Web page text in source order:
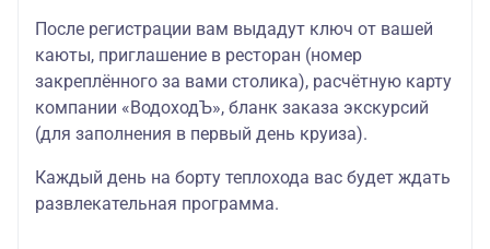
После регистрации вам выдадут ключ от вашей
каюты, приглашение в ресторан (номер
закреплённого за вами столика), расчётную карту
компании «ВодоходЪ», бланк заказа экскурсий
(для заполнения в первый день круиза).
Каждый день на борту теплохода вас будет ждать
развлекательная программа.